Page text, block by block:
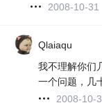
2008-10-31
Qlaiaqu
我不理解你们
一个问题，几
2008-10-